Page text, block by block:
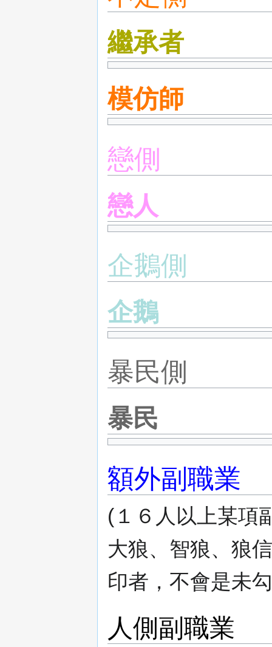
繼承者
模仿師
戀側
戀人
企鵝側
企鵝
暴民側
暴民
額外副職業
(１６人以上某項
大狼、智狼、狼
印者，不會是未
人側副職業